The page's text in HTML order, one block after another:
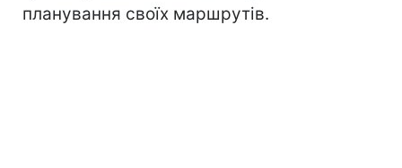
планування своїх маршрутів.